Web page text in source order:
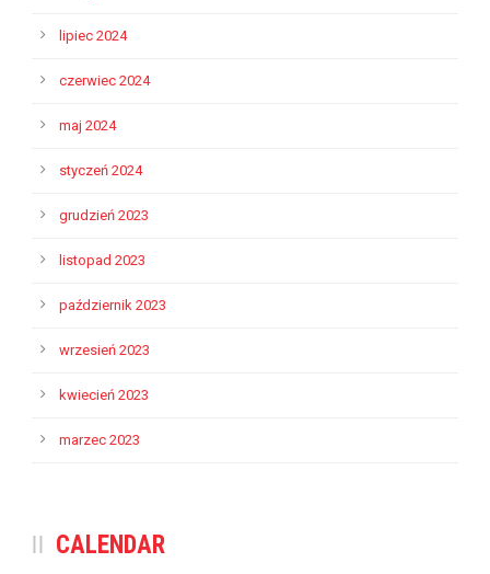
lipiec 2024
czerwiec 2024
maj 2024
styczeń 2024
grudzień 2023
listopad 2023
październik 2023
wrzesień 2023
kwiecień 2023
marzec 2023
CALENDAR